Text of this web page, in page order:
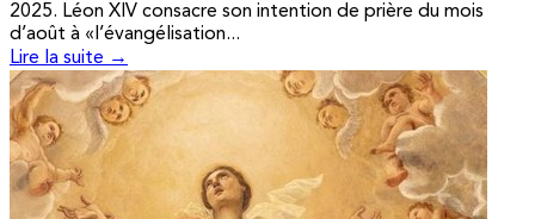
2025. Léon XIV consacre son intention de prière du mois
d’août à «l’évangélisation...
Lire la suite →